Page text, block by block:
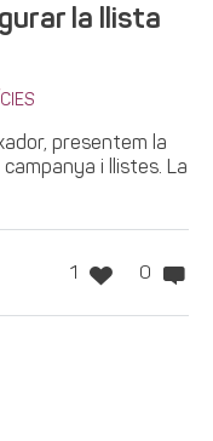
la llista
presentem la
i llistes. La
1 0